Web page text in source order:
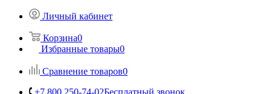
Личный кабинет
Корзина0
Избранные товары0
Сравнение товаров0
+7 800 250-74-02Бесплатный звонок